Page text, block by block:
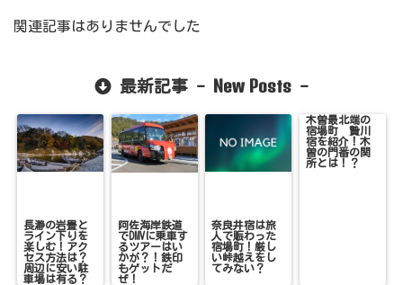
関連記事はありませんでした
最新記事 - New Posts -
長瀞の岩畳と
ライン下りを
楽しむ！アク
セス方法は？
周辺に安い駐
車場は有る？
阿佐海岸鉄道
でDMVに乗車す
るツアーはい
かが？！鉄印
もゲットだ
ぜ！
奈良井宿は旅
人で賑わった
宿場町！厳し
い峠越えをし
てみない？
木曽最北端の
宿場町 贄川
宿を紹介！木
曽の門番の関
所とは！？